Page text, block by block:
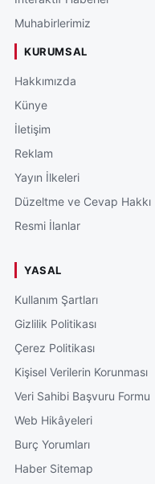
Muhabirlerimiz
KURUMSAL
Hakkımızda
Künye
İletişim
Reklam
Yayın İlkeleri
Düzeltme ve Cevap Hakkı
Resmi İlanlar
YASAL
Kullanım Şartları
Gizlilik Politikası
Çerez Politikası
Kişisel Verilerin Korunması
Veri Sahibi Başvuru Formu
Web Hikâyeleri
Burç Yorumları
Haber Sitemap